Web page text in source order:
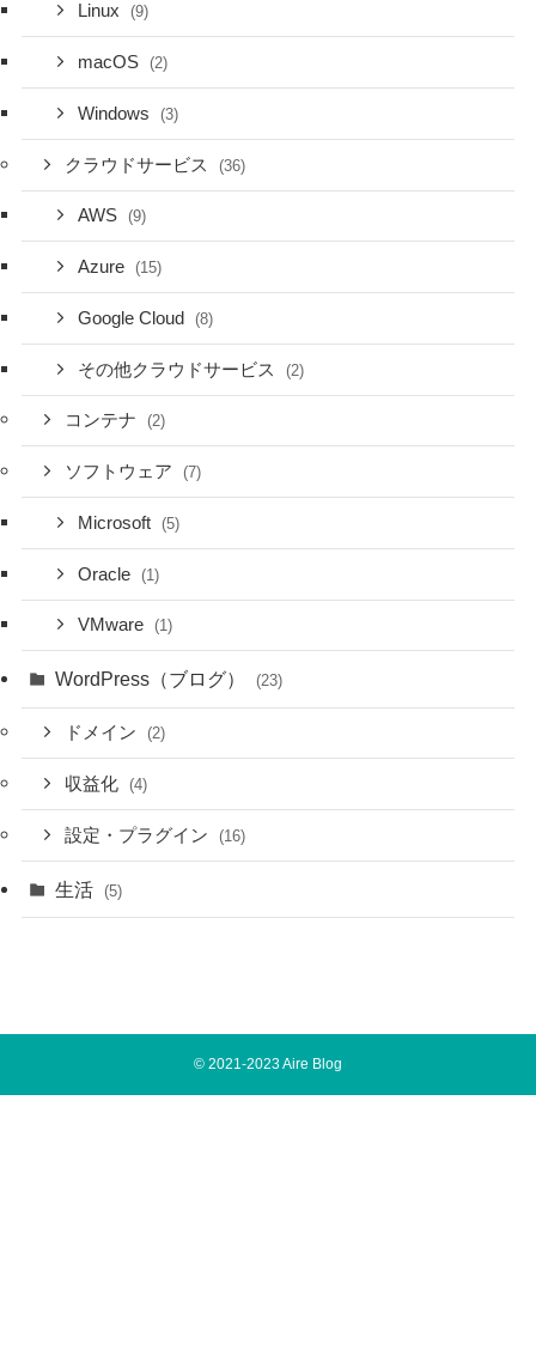
Linux (9)
macOS (2)
Windows (3)
クラウドサービス (36)
AWS (9)
Azure (15)
Google Cloud (8)
その他クラウドサービス (2)
コンテナ (2)
ソフトウェア (7)
Microsoft (5)
Oracle (1)
VMware (1)
WordPress（ブログ） (23)
ドメイン (2)
収益化 (4)
設定・プラグイン (16)
生活 (5)
© 2021-2023 Aire Blog